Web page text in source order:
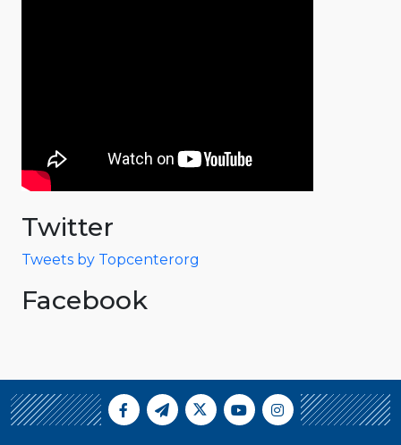
Twitter
Tweets by Topcenterorg
Facebook